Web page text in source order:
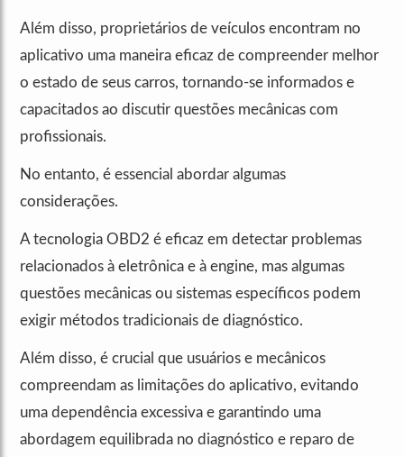
Além disso, proprietários de veículos encontram no
aplicativo uma maneira eficaz de compreender melhor
o estado de seus carros, tornando-se informados e
capacitados ao discutir questões mecânicas com
profissionais.
No entanto, é essencial abordar algumas
considerações.
A tecnologia OBD2 é eficaz em detectar problemas
relacionados à eletrônica e à engine, mas algumas
questões mecânicas ou sistemas específicos podem
exigir métodos tradicionais de diagnóstico.
Além disso, é crucial que usuários e mecânicos
compreendam as limitações do aplicativo, evitando
uma dependência excessiva e garantindo uma
abordagem equilibrada no diagnóstico e reparo de